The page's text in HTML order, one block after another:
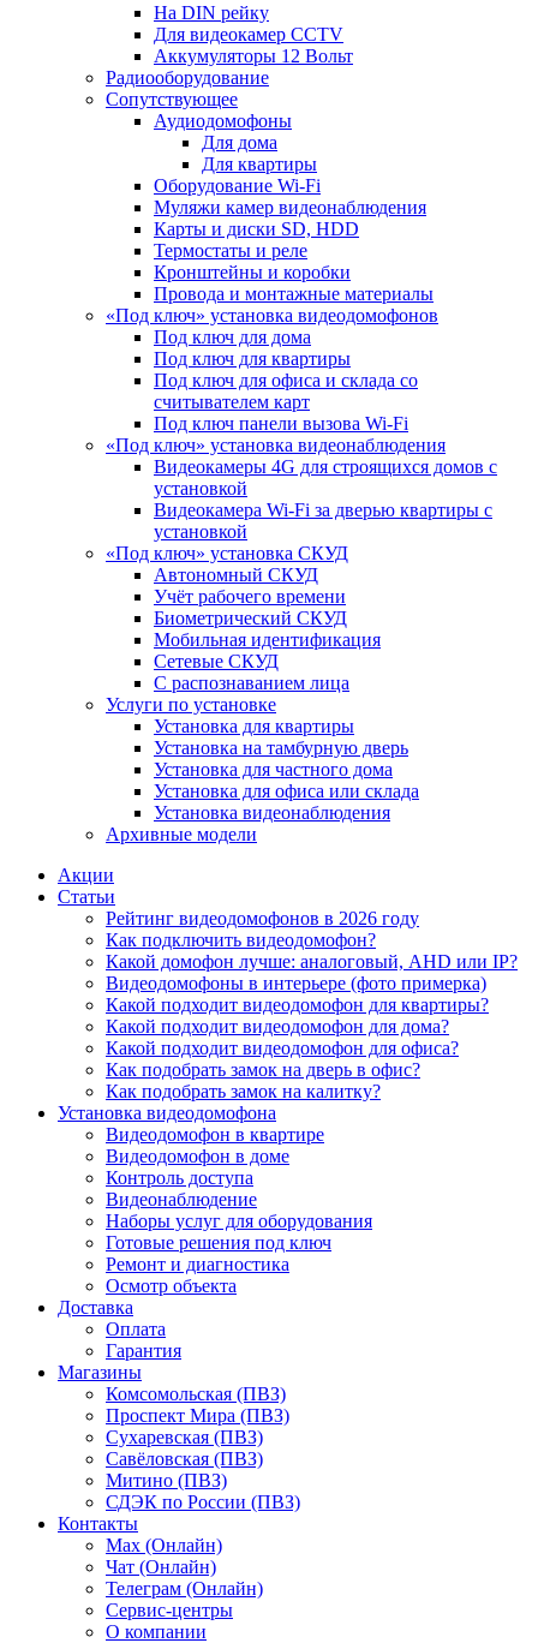
На DIN рейку
Для видеокамер CCTV
Аккумуляторы 12 Вольт
Радиооборудование
Сопутствующее
Аудиодомофоны
Для дома
Для квартиры
Оборудование Wi-Fi
Муляжи камер видеонаблюдения
Карты и диски SD, HDD
Термостаты и реле
Кронштейны и коробки
Провода и монтажные материалы
«Под ключ» установка видеодомофонов
Под ключ для дома
Под ключ для квартиры
Под ключ для офиса и склада со
считывателем карт
Под ключ панели вызова Wi-Fi
«Под ключ» установка видеонаблюдения
Видеокамеры 4G для строящихся домов с
установкой
Видеокамера Wi-Fi за дверью квартиры с
установкой
«Под ключ» установка СКУД
Автономный СКУД
Учёт рабочего времени
Биометрический СКУД
Мобильная идентификация
Сетевые СКУД
С распознаванием лица
Услуги по установке
Установка для квартиры
Установка на тамбурную дверь
Установка для частного дома
Установка для офиса или склада
Установка видеонаблюдения
Архивные модели
Акции
Статьи
Рейтинг видеодомофонов в 2026 году
Как подключить видеодомофон?
Какой домофон лучше: аналоговый, AHD или IP?
Видеодомофоны в интерьере (фото примерка)
Какой подходит видеодомофон для квартиры?
Какой подходит видеодомофон для дома?
Какой подходит видеодомофон для офиса?
Как подобрать замок на дверь в офис?
Как подобрать замок на калитку?
Установка видеодомофона
Видеодомофон в квартире
Видеодомофон в доме
Контроль доступа
Видеонаблюдение
Наборы услуг для оборудования
Готовые решения под ключ
Ремонт и диагностика
Осмотр объекта
Доставка
Оплата
Гарантия
Магазины
Комсомольская (ПВЗ)
Проспект Мира (ПВЗ)
Сухаревская (ПВЗ)
Савёловская (ПВЗ)
Митино (ПВЗ)
СДЭК по России (ПВЗ)
Контакты
Max (Онлайн)
Чат (Онлайн)
Телеграм (Онлайн)
Сервис-центры
О компании